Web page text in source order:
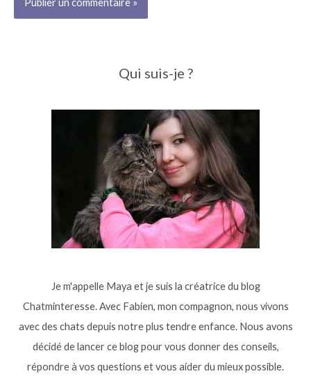
Qui suis-je ?
Je m'appelle Maya et je suis la créatrice du blog
Chatminteresse. Avec Fabien, mon compagnon, nous vivons
avec des chats depuis notre plus tendre enfance. Nous avons
décidé de lancer ce blog pour vous donner des conseils,
répondre à vos questions et vous aider du mieux possible.